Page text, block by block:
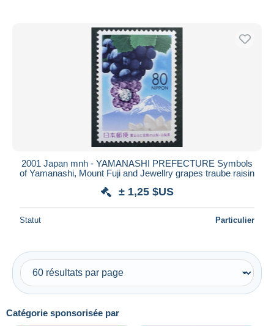
Catégorie sponsorisée par
2001 Japan mnh - YAMANASHI PREFECTURE Symbols
of Yamanashi, Mount Fuji and Jewellry grapes traube raisin
± 1,25 $US
Statut Particulier